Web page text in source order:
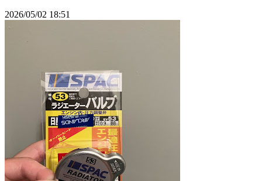
2026/05/02 18:51